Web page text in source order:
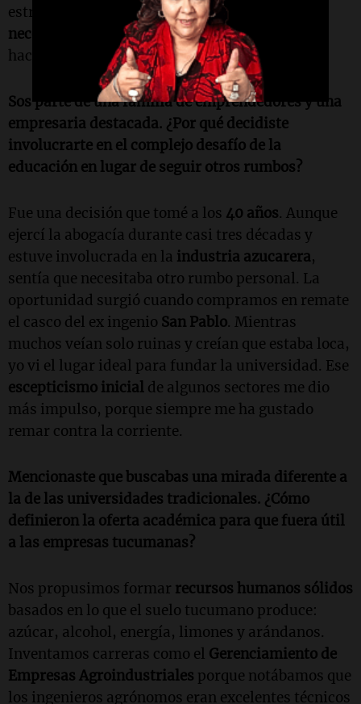
estructura que responde directamente a las
necesidades del mundo empresarial
hacía mucha falta en la provincia.
Sos parte de una familia de emprendedores y una
empresaria destacada. ¿Por qué decidiste
involucrarte en el complejo desafío de la
educación en lugar de seguir otros rumbos?
Fue una decisión que tomé a los 40 años. Aunque
ejercí la abogacía durante casi tres décadas y
estuve involucrada en la industria azucarera,
sentía que necesitaba otro rumbo personal. La
oportunidad surgió cuando compramos en remate
el casco del ex ingenio San Pablo. Mientras
muchos veían solo ruinas y creían que estaba loca,
yo vi el lugar ideal para fundar la universidad. Ese
escepticismo inicial de algunos sectores me dio
más impulso, porque siempre me ha gustado
remar contra la corriente.
Mencionaste que buscabas una mirada diferente a
la de las universidades tradicionales. ¿Cómo
definieron la oferta académica para que fuera útil
a las empresas tucumanas?
Nos propusimos formar recursos humanos sólidos
basados en lo que el suelo tucumano produce:
azúcar, alcohol, energía, limones y arándanos.
Inventamos carreras como el Gerenciamiento de
Empresas Agroindustriales porque notábamos que
los ingenieros agrónomos eran excelentes técnicos